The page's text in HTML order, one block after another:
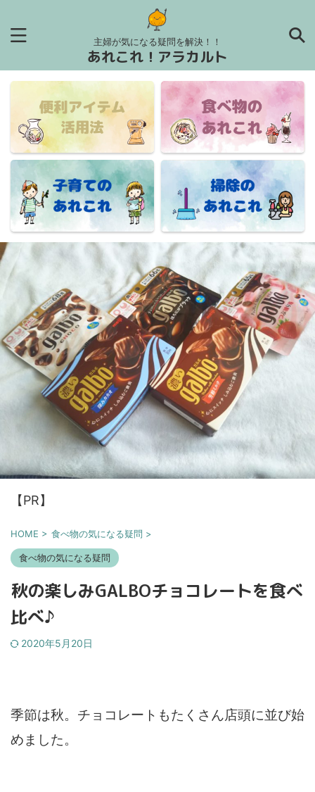
主婦が気になる疑問を解決！！
あれこれ！アラカルト
【PR】
HOME > 食べ物の気になる疑問 >
食べ物の気になる疑問
秋の楽しみGALBOチョコレートを食べ
比べ♪
2020年5月20日
季節は秋。チョコレートもたくさん店頭に並び始
めました。